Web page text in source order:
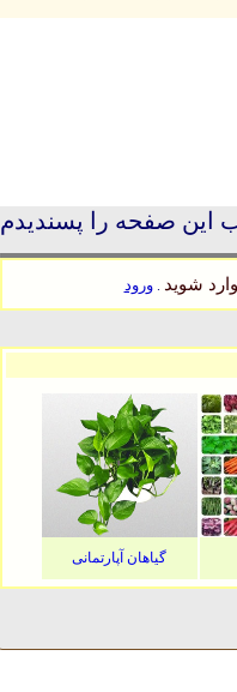
این صفحه را پسندیدم
شوید .ورود
گیاهان آپارتمانی